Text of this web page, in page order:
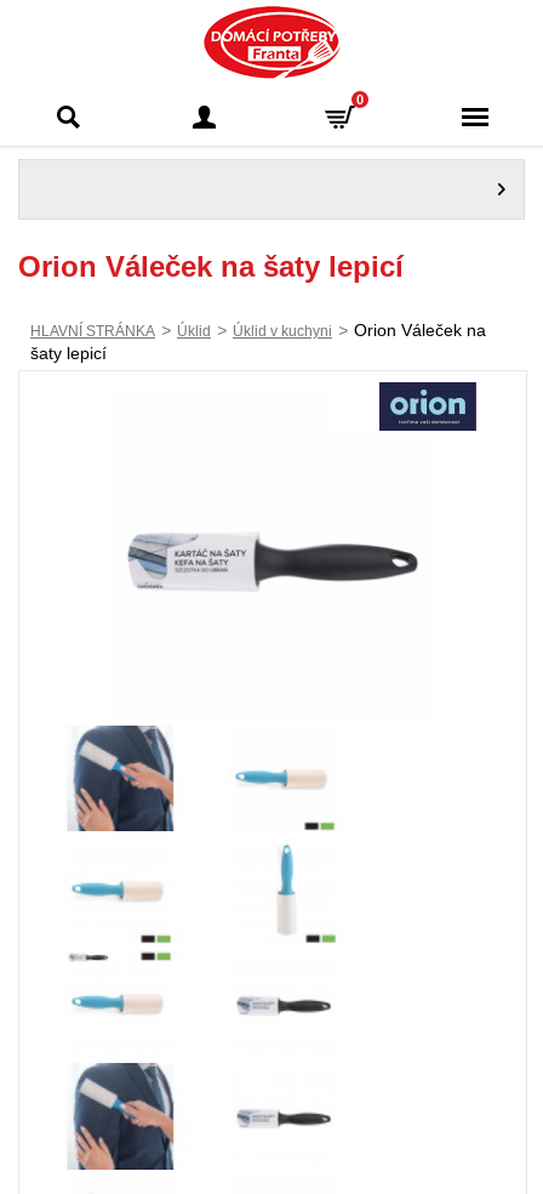
Franta - Příbram
0
Orion Váleček na šaty lepicí
HLAVNÍ STRÁNKA > Úklid > Úklid v kuchyni > Orion Váleček na
šaty lepicí